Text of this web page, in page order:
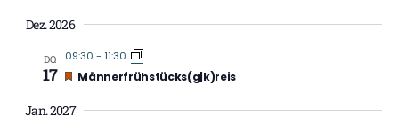
Dez. 2026
DO.
17
09:30 - 11:30
Empfohlen
Männerfrühstücks(g|k)reis
Jan. 2027